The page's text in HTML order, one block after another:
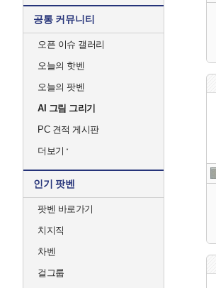
공통 커뮤니티
오픈 이슈 갤러리
오늘의 핫벤
오늘의 팟벤
AI 그림 그리기
PC 견적 게시판
더보기
인기 팟벤
팟벤 바로가기
치지직
차벤
걸그룹